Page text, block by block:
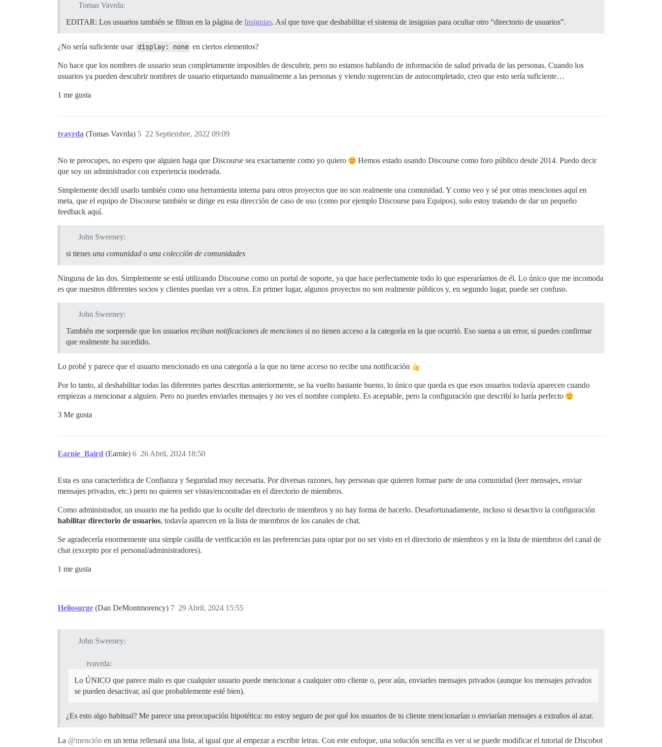
Tomas Vavrda:
EDITAR: Los usuarios también se filtran en la página de Insignias. Así que tuve que deshabilitar el sistema de insignias para ocultar otro “directorio de usuarios”.
¿No sería suficiente usar display: none en ciertos elementos?
No hace que los nombres de usuario sean completamente imposibles de descubrir, pero no estamos hablando de información de salud privada de las personas. Cuando los
usuarios ya pueden descubrir nombres de usuario etiquetando manualmente a las personas y viendo sugerencias de autocompletado, creo que esto sería suficiente…
1 me gusta
tvavrda (Tomas Vavrda) 22 Septiembre, 2022 09:09
5
No te preocupes, no espero que alguien haga que Discourse sea exactamente como yo quiero
Hemos estado usando Discourse como foro público desde 2014. Puedo decir
que soy un administrador con experiencia moderada.
Simplemente decidí usarlo también como una herramienta interna para otros proyectos que no son realmente una comunidad. Y como veo y sé por otras menciones aquí en
meta, que el equipo de Discourse también se dirige en esta dirección de caso de uso (como por ejemplo Discourse para Equipos), solo estoy tratando de dar un pequeño
feedback aquí.
John Sweeney:
si tienes una comunidad o una colección de comunidades
Ninguna de las dos. Simplemente se está utilizando Discourse como un portal de soporte, ya que hace perfectamente todo lo que esperaríamos de él. Lo único que me incomoda
es que nuestros diferentes socios y clientes puedan ver a otros. En primer lugar, algunos proyectos no son realmente públicos y, en segundo lugar, puede ser confuso.
John Sweeney:
También me sorprende que los usuarios reciban notificaciones de menciones si no tienen acceso a la categoría en la que ocurrió. Eso suena a un error, si puedes confirmar
que realmente ha sucedido.
Lo probé y parece que el usuario mencionado en una categoría a la que no tiene acceso no recibe una notificación
Por lo tanto, al deshabilitar todas las diferentes partes descritas anteriormente, se ha vuelto bastante bueno, lo único que queda es que esos usuarios todavía aparecen cuando
empiezas a mencionar a alguien. Pero no puedes enviarles mensajes y no ves el nombre completo. Es aceptable, pero la configuración que describí lo haría perfecto
3 Me gusta
Earnie_Baird (Earnie) 26 Abril, 2024 18:50
6
Esta es una característica de Confianza y Seguridad muy necesaria. Por diversas razones, hay personas que quieren formar parte de una comunidad (leer mensajes, enviar
mensajes privados, etc.) pero no quieren ser vistas/encontradas en el directorio de miembros.
Como administrador, un usuario me ha pedido que lo oculte del directorio de miembros y no hay forma de hacerlo. Desafortunadamente, incluso si desactivo la configuración
habilitar directorio de usuarios, todavía aparecen en la lista de miembros de los canales de chat.
Se agradecería enormemente una simple casilla de verificación en las preferencias para optar por no ser visto en el directorio de miembros y en la lista de miembros del canal de
chat (excepto por el personal/administradores).
1 me gusta
Heliosurge (Dan DeMontmorency) 29 Abril, 2024 15:55
7
John Sweeney:
tvavrda:
Lo ÚNICO que parece malo es que cualquier usuario puede mencionar a cualquier otro cliente o, peor aún, enviarles mensajes privados (aunque los mensajes privados
se pueden desactivar, así que probablemente esté bien).
¿Es esto algo habitual? Me parece una preocupación hipotética: no estoy seguro de por qué los usuarios de tu cliente mencionarían o enviarían mensajes a extraños al azar.
La @mención en un tema rellenará una lista, al igual que al empezar a escribir letras. Con este enfoque, una solución sencilla es ver si se puede modificar el tutorial de Discobot